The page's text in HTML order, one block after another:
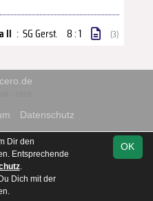
II : SG Gerst. 8 : 1 (3)
Datenschutz
OK
Dir den
Entsprechende
.
Dich mit der